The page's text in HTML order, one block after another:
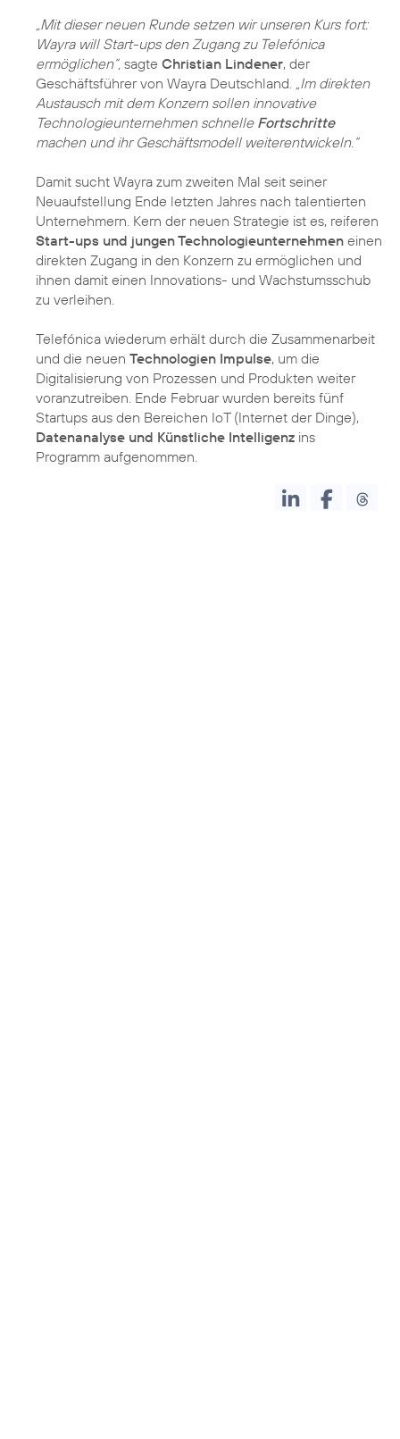
„Mit dieser neuen Runde setzen wir unseren Kurs fort:
Wayra will Start-ups den Zugang zu Telefónica
ermöglichen“, sagte Christian Lindener, der
Geschäftsführer von Wayra Deutschland. „Im direkten
Austausch mit dem Konzern sollen innovative
Technologieunternehmen schnelle Fortschritte
machen und ihr Geschäftsmodell weiterentwickeln.“
Damit sucht Wayra zum zweiten Mal seit seiner
Neuaufstellung Ende letzten Jahres nach talentierten
Unternehmern. Kern der neuen Strategie ist es, reiferen
Start-ups und jungen Technologieunternehmen einen
direkten Zugang in den Konzern zu ermöglichen und
ihnen damit einen Innovations- und Wachstumsschub
zu verleihen.
Telefónica wiederum erhält durch die Zusammenarbeit
und die neuen Technologien Impulse, um die
Digitalisierung von Prozessen und Produkten weiter
voranzutreiben. Ende Februar wurden bereits fünf
Startups aus den Bereichen IoT (Internet der Dinge),
Datenanalyse und Künstliche Intelligenz ins
Programm aufgenommen.